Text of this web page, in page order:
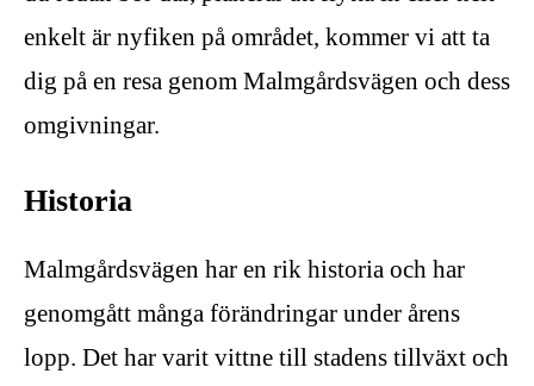
enkelt är nyfiken på området, kommer vi att ta
dig på en resa genom Malmgårdsvägen och dess
omgivningar.
Historia
Malmgårdsvägen har en rik historia och har
genomgått många förändringar under årens
lopp. Det har varit vittne till stadens tillväxt och